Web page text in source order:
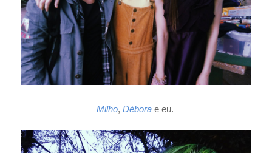
Milho,Déborae eu.